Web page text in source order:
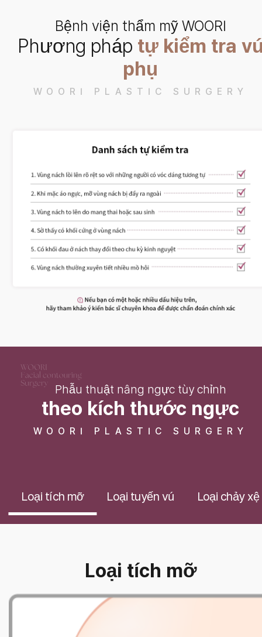
Bệnh viện thẩm mỹ WOORI
Phương pháp tự kiểm tra
phụ
WOORI PLASTIC SURGERY
Phẫu thuật nâng ngực tùy chỉnh
theo kích thước ngực
WOORI PLASTIC SURGERY
Loại tích mỡ Loại tuyến vú Loại chảy xệ
Loại tích mỡ